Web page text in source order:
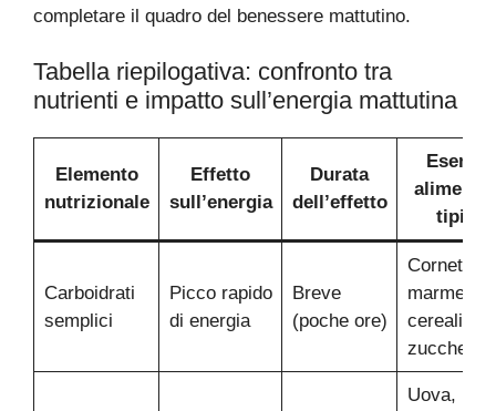
completare il quadro del benessere mattutino.
Tabella riepilogativa: confronto tra
nutrienti e impatto sull’energia mattutina
Elemento
nutrizionale
Effetto
sull’energia
Durata
dell’effetto
Esempi
tipici
Carboidrati
semplici
Picco rapido
di energia
Breve
(poche ore)
Cornetti,
cereali
zuccherati
Uova,